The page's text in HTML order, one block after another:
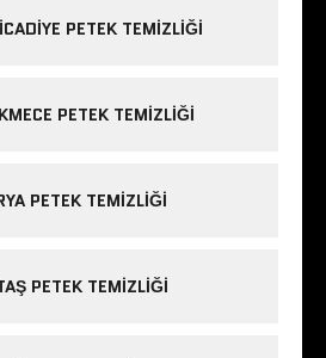
PETEK TEMIZLIĞI
PETEK TEMIZLIĞI
PETEK TEMIZLIĞI
PETEK TEMIZLIĞI